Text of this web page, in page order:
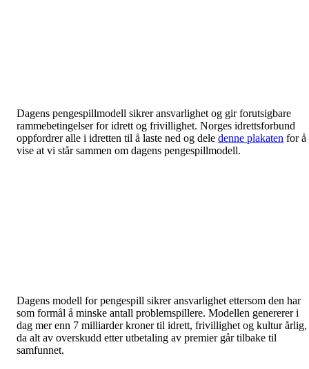
Dagens pengespillmodell sikrer ansvarlighet og gir forutsigbare
rammebetingelser for idrett og frivillighet. Norges idrettsforbund
oppfordrer alle i idretten til å laste ned og dele denne plakaten for å
vise at vi står sammen om dagens pengespillmodell.
Dagens modell for pengespill sikrer ansvarlighet ettersom den har
som formål å minske antall problemspillere. Modellen genererer i
dag mer enn 7 milliarder kroner til idrett, frivillighet og kultur årlig,
da alt av overskudd etter utbetaling av premier går tilbake til
samfunnet.